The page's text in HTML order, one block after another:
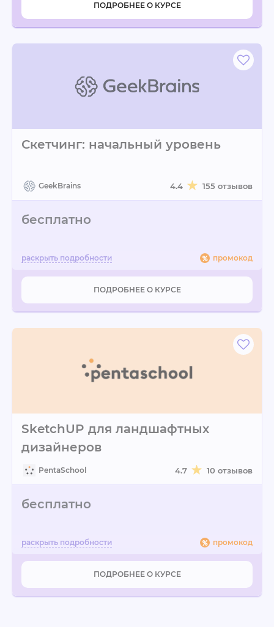
ПОДРОБНЕЕ О КУРСЕ
Скетчинг: начальный уровень
GeekBrains 4.4 155 отзывов
бесплатно
промокод
ПОДРОБНЕЕ О КУРСЕ
SketchUP для ландшафтных
дизайнеров
PentaSchool 4.7 10 отзывов
бесплатно
промокод
ПОДРОБНЕЕ О КУРСЕ